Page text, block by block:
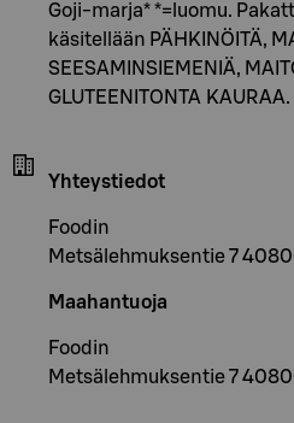
Goji-marja* *=luomu.
käsitellään PÄHKINÖITÄ,
SEESAMINSIEMENIÄ,
GLUTEENITONTA KAURAA.
Yhteystiedot
Foodin
Metsälehmuksentie 7
Maahantuoja
Foodin
Metsälehmuksentie 7